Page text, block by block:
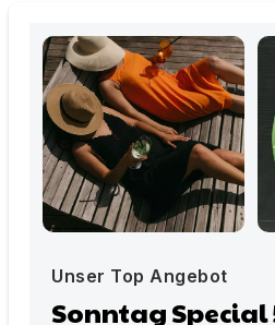
Unser Top Angebot
Sonntag Special